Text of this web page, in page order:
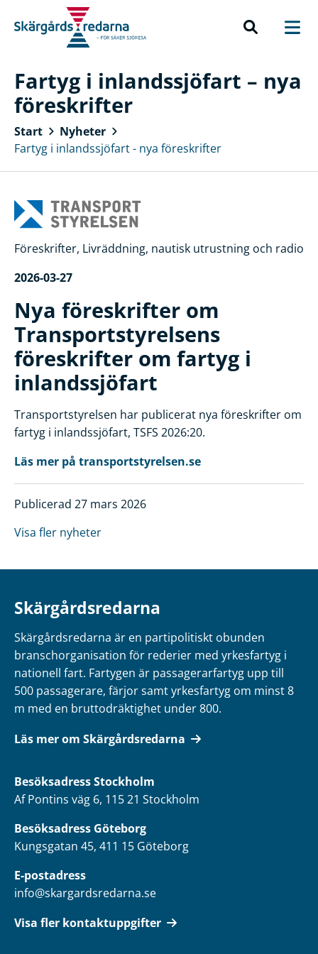
Fartyg i inlandssjöfart – nya
föreskrifter
Start
Nyheter
Fartyg i inlandssjöfart - nya föreskrifter
Föreskrifter, Livräddning, nautisk utrustning och radio
2026-03-27
Nya föreskrifter om
Transportstyrelsens
föreskrifter om fartyg i
inlandssjöfart
Transportstyrelsen har publicerat nya föreskrifter om
fartyg i inlandssjöfart, TSFS 2026:20.
Läs mer på transportstyrelsen.se
Publicerad 27 mars 2026
Visa fler nyheter
Skärgårdsredarna
Skärgårdsredarna är en partipolitiskt obunden
branschorganisation för rederier med yrkesfartyg i
nationell fart. Fartygen är passagerarfartyg upp till
500 passagerare, färjor samt yrkesfartyg om minst 8
m med en bruttodräktighet under 800.
Läs mer om Skärgårdsredarna
BesöksadressStockholm
Af Pontins väg 6, 115 21 Stockholm
Besöksadress Göteborg
Kungsgatan 45, 411 15 Göteborg
E-postadress
info@skargardsredarna.se
Visa fler kontaktuppgifter